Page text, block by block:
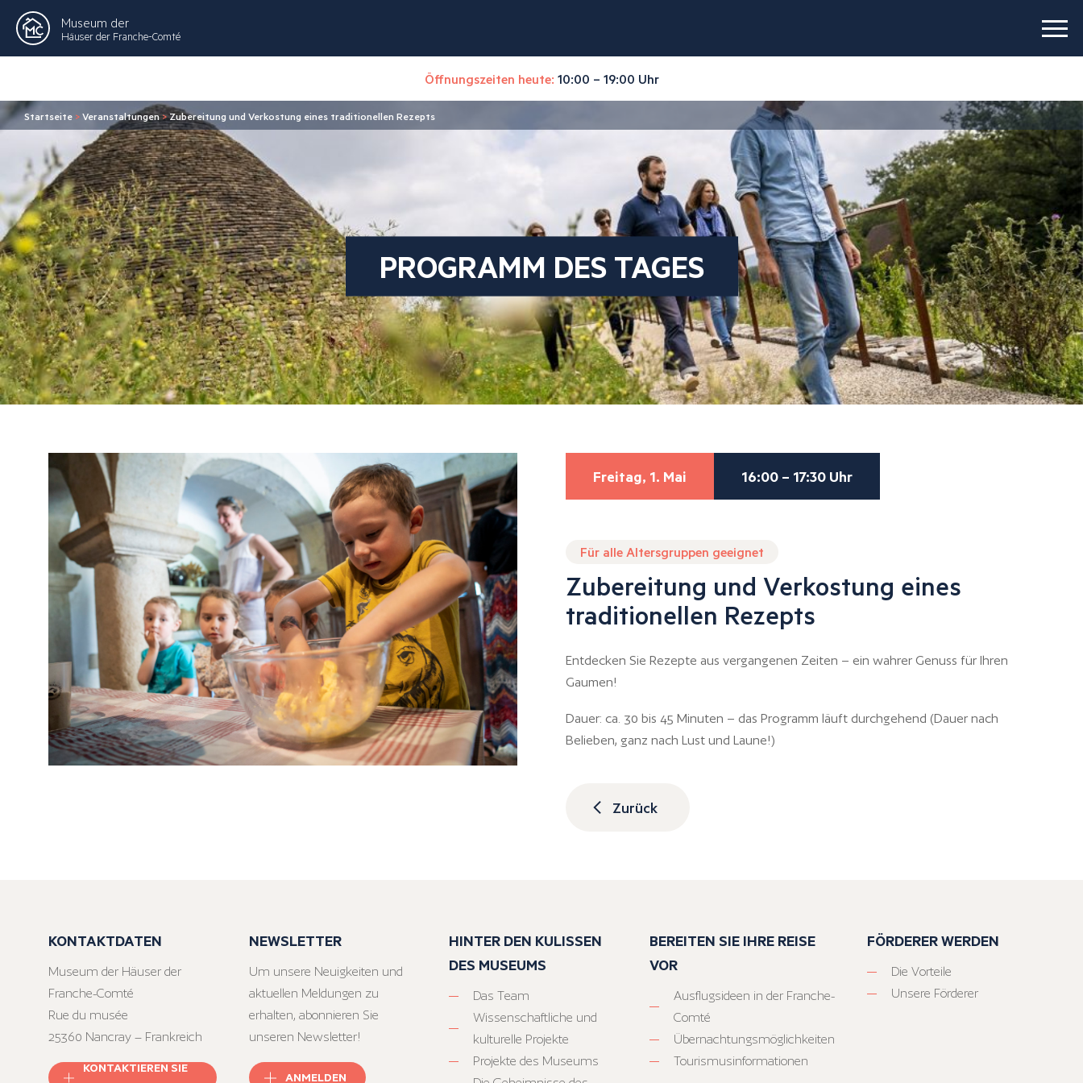
Museum der
Häuser der Franche-Comté
Öffnungszeiten heute: 10:00 – 19:00 Uhr
Startseite >Veranstaltungen>Zubereitung und Verkostung eines traditionellen Rezepts
PROGRAMM DES TAGES
Freitag, 1. Mai 16:00 – 17:30 Uhr
Für alle Altersgruppen geeignet
Zubereitung und Verkostung eines
traditionellen Rezepts
Entdecken Sie Rezepte aus vergangenen Zeiten – ein wahrer Genuss für Ihren
Gaumen!
Dauer: ca. 30 bis 45 Minuten – das Programm läuft durchgehend (Dauer nach
Belieben, ganz nach Lust und Laune!)
Zurück
KONTAKTDATEN
Museum der Häuser der
Franche-Comté
Rue du musée
25360 Nancray – Frankreich
KONTAKTIEREN SIE
NEWSLETTER
Um unsere Neuigkeiten und
aktuellen Meldungen zu
erhalten, abonnieren Sie
unseren Newsletter!
ANMELDEN
HINTER DEN KULISSEN
DES MUSEUMS
Das Team
Wissenschaftliche und
kulturelle Projekte
Projekte des Museums
BEREITEN SIE IHRE REISE
VOR
Ausflugsideen in der Franche-
Comté
Übernachtungsmöglichkeiten
Tourismusinformationen
FÖRDERER WERDEN
Die Vorteile
Unsere Förderer